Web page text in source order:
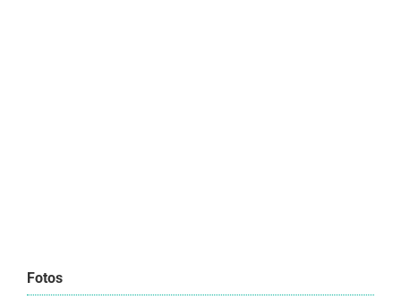
Fotos